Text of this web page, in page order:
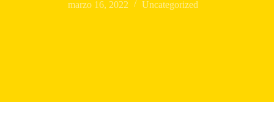
marzo 16, 2022
Uncategorized